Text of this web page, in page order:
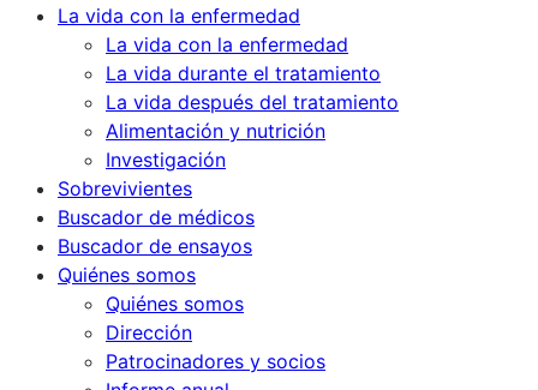
La vida con la enfermedad
La vida con la enfermedad
La vida durante el tratamiento
La vida después del tratamiento
Alimentación y nutrición
Investigación
Sobrevivientes
Buscador de médicos
Buscador de ensayos
Quiénes somos
Quiénes somos
Dirección
Patrocinadores y socios